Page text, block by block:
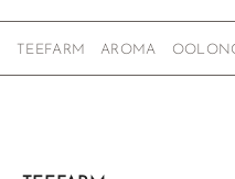
TEEFARM AROMA